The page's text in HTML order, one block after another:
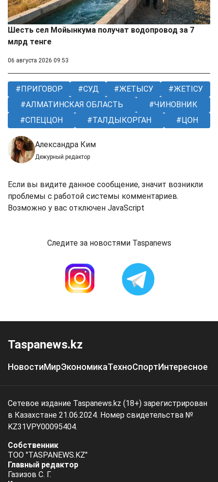
Шесть сел Мойынкума получат водопровод за 7
млрд тенге
06 августа 2026 09:53
ПРИГОВОР СУД ЖЕТЫСУ
ЖЕТІСУ
АЛМАТИНСКАЯ ОБЛАСТЬ
ЧИНОВНИК
СПЕЦЦОН
ТАЛДЫКОРГАН ЦОН
Александра Ким
Дежурный редактор
Если вы видите данное сообщение, значит возникли
проблемы с работой системы комментариев.
Возможно у вас отключен JavaScript
Следите за новостями Taspanews
Taspanews.kz
НовостиМирЭкономикаТехноСпортИнтересное
Сетевое издание Taspanews.kz (18+) зарегистрирован
в Казахстане 21.06.2024. Номер свидетельства №
KZ31VPY00095404.
Собственник
ТОО "TASPANEWS.KZ"
Главный редактор
Газизов С. Г.